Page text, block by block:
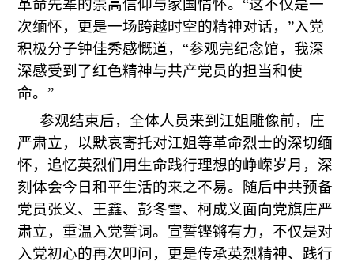
革命先辈的崇高信仰与家国情怀。“这不仅是一
次缅怀，更是一场跨越时空的精神对话，”入党
积极分子钟佳秀感慨道，“参观完纪念馆，我深
深感受到了红色精神与共产党员的担当和使
命。”
参观结束后，全体人员来到江姐雕像前，庄
严肃立，以默哀寄托对江姐等革命烈士的深切缅
怀，追忆英烈们用生命践行理想的峥嵘岁月，深
刻体会今日和平生活的来之不易。随后中共预备
党员张义、王鑫、彭冬雪、柯成义面向党旗庄严
肃立，重温入党誓词。宣誓铿锵有力，不仅是对
入党初心的再次叩问，更是传承英烈精神、践行